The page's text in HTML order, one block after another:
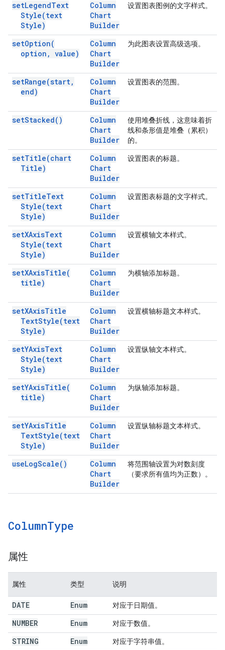
setLegendText
Style(text
Style)
Column
Chart
Builder
设置图表图例的文字样式。
setOption(
option , value)
Column
Chart
Builder
为此图表设置高级选项。
setRange(start,
end)
Column
Chart
Builder
设置图表的范围。
setStacked( )
Column
Chart
Builder
使用堆叠折线，这意味着折
线和条形值是堆叠（累积）
的。
setTitle(chart
Title)
Column
Chart
Builder
设置图表的标题。
setTitleText
Style(text
Style)
Column
Chart
Builder
设置图表标题的文字样式。
setXAxisText
Style(text
Style)
Column
Chart
Builder
设置横轴文本样式。
setXAxisTitle(
title)
Column
Chart
Builder
为横轴添加标题。
setXAxisTitle
TextStyle(text
Style)
Column
Chart
Builder
设置横轴标题文本样式。
setYAxisText
Style(text
Style)
Column
Chart
Builder
设置纵轴文本样式。
setYAxisTitle(
title)
Column
Chart
Builder
为纵轴添加标题。
setYAxisTitle
TextStyle(text
Style)
Column
Chart
Builder
设置纵轴标题文本样式。
useLogScale( )
Column
Chart
Builder
将范围轴设置为对数刻度
（要求所有值均为正数）。
ColumnType
属性
属性 类型 说明
DATE Enum 对应于日期值。
NUMBER Enum 对应于数值。
STRING Enum 对应于字符串值。